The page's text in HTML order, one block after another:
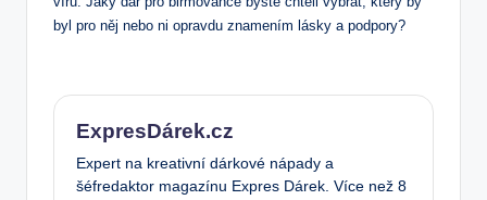
byl pro něj nebo ni opravdu znamením lásky a podpory?
ExpresDárek.cz
Expert na kreativní dárkové nápady a
šéfredaktor magazínu Expres Dárek. Více než 8